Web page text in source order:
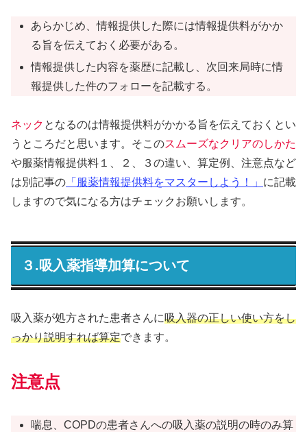
あらかじめ、情報提供した際には情報提供料がかか
る旨を伝えておく必要がある。
情報提供した内容を薬歴に記載し、次回来局時に情
報提供した件のフォローを記載する。
ネック となるのは情報提供料がかかる旨を伝えておくとい
うところだと思います。そこのスムーズなクリアのしかた
や服薬情報提供料１、２、３の違い、算定例、注意点など
は別記事の 「服薬情報提供料をマスターしよう！」 に記載
しますので気になる方はチェックお願いします。
３.吸入薬指導加算について
吸入薬が処方された患者さんに吸入器の正しい使い方をし
っかり説明すれば算定できます。
注意点
喘息、COPDの患者さんへの吸入薬の説明の時のみ算